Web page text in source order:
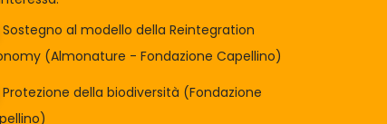
Sostegno al modello della Reintegration
(Almonature - Fondazione Capellino)
Protezione della biodiversità (Fondazione